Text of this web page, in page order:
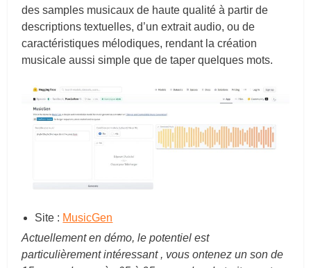
des samples musicaux de haute qualité à partir de
descriptions textuelles, d’un extrait audio, ou de
caractéristiques mélodiques, rendant la création
musicale aussi simple que de taper quelques mots.
Site : MusicGen
Actuellement en démo, le potentiel est
particulièrement intéressant , vous ontenez un son de